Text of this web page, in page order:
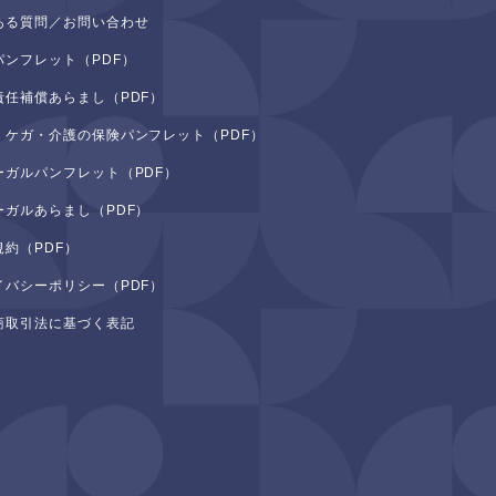
る質問／お問い合わせ
ンフレット（PDF）
任補償あらまし（PDF）
ケガ・介護の保険パンフレット（PDF）
ガルパンフレット（PDF）
ガルあらまし（PDF）
（PDF）
バシーポリシー（PDF）
取引法に基づく表記